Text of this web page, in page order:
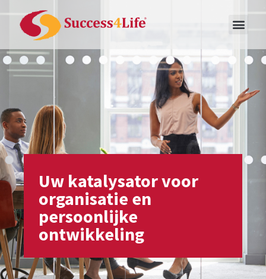
Uw katalysator voor
organisatie en
persoonlijke
ontwikkeling